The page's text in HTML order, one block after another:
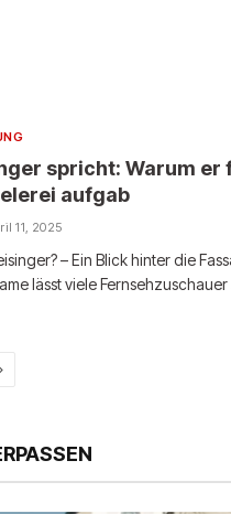
spricht: Warum er
aufgab
11, 2025
– Ein Blick hinter die
lässt viele